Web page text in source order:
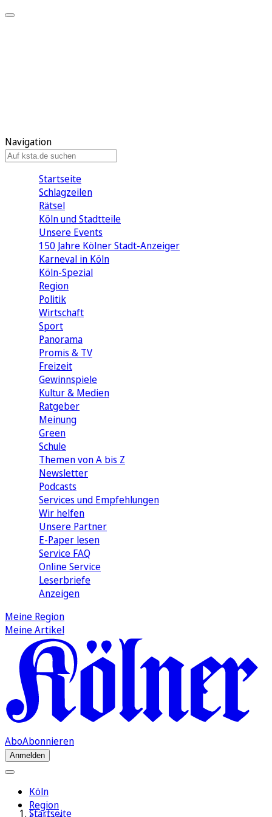
Navigation
Startseite
Schlagzeilen
Rätsel
Köln und Stadtteile
Unsere Events
150 Jahre Kölner Stadt-Anzeiger
Karneval in Köln
Köln-Spezial
Region
Politik
Wirtschaft
Sport
Panorama
Promis & TV
Freizeit
Gewinnspiele
Kultur & Medien
Ratgeber
Meinung
Green
Schule
Themen von A bis Z
Newsletter
Podcasts
Services und Empfehlungen
Wir helfen
Unsere Partner
E-Paper lesen
Service FAQ
Online Service
Leserbriefe
Anzeigen
Meine Region
Meine Artikel
AboAbonnieren
Anmelden
Köln
Region
Startseite